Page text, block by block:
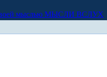
МЫСЛИ ВСЛУХ